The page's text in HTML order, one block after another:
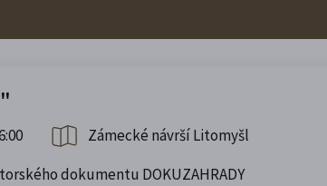
Zámecké návrší Litomyšl
dokumentu DOKUZAHRADY